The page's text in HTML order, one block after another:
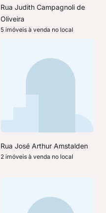
Rua Judith Campagnoli de
Oliveira
5 imóveis à venda no local
Rua José Arthur Amstalden
2 imóveis à venda no local